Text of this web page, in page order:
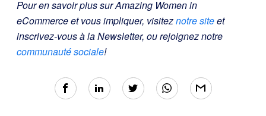
Pour en savoir plus sur Amazing Women in
eCommerce et vous impliquer, visiteznotre siteet
inscrivez-vous à la Newsletter, ou rejoignez notre
communauté sociale!